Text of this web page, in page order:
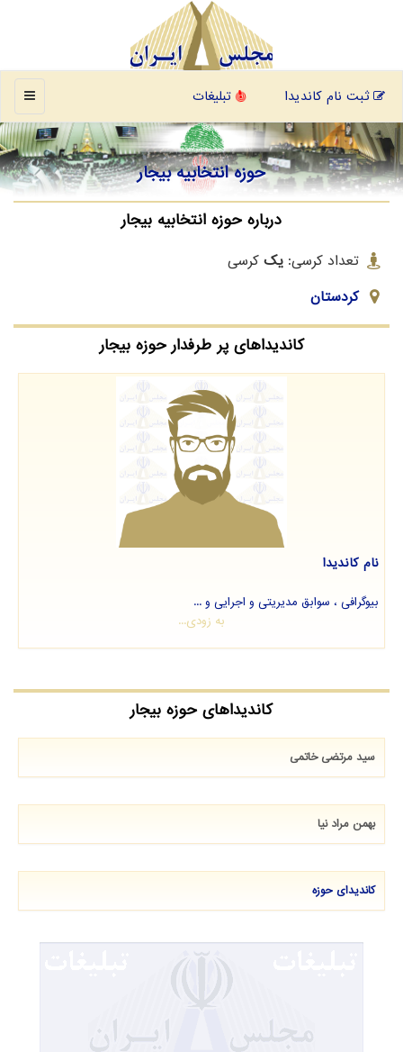
منو ثبت نام کاندیدا تبلیغات
حوزه انتخابیه بیجار
درباره حوزه انتخابیه بیجار
تعداد کرسی: یک کرسی
کردستان
کاندیداهای پر طرفدار حوزه بیجار
نام کاندیدا
بیوگرافی ، سوابق مدیریتی و اجرایی و ...
به زودی...
کاندیداهای حوزه بیجار
سید مرتضی خاتمی
بهمن مراد نیا
کاندیدای حوزه